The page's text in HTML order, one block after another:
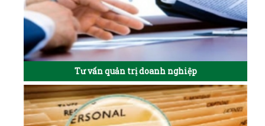
Tư vấn quản trị doanh nghiệp